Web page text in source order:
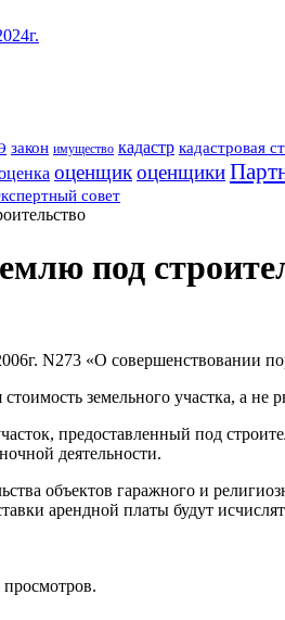
закон имущество кадастр кадастровая
оценщикоценщики
совет
под
N273 «О совершенствовании
земельного участка, а не
предоставленный под
деятельности.
объектов гаражного и
арендной платы будут
просмотров.